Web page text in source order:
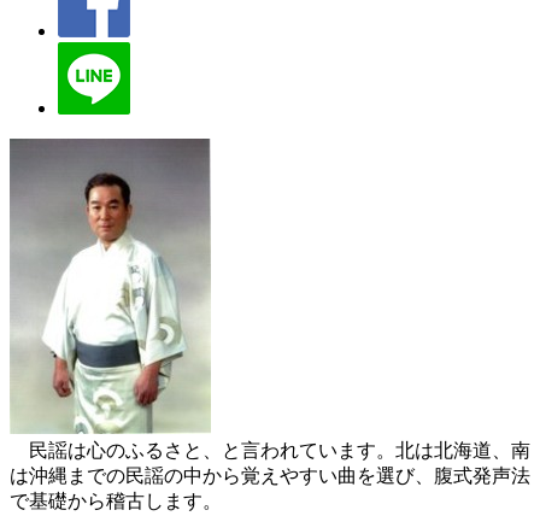
民謡は心のふるさと、と言われています。北は北海道、南
は沖縄までの民謡の中から覚えやすい曲を選び、腹式発声法
で基礎から稽古します。